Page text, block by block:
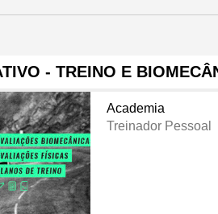
- TREINO E
Academia
Treinador Pessoal